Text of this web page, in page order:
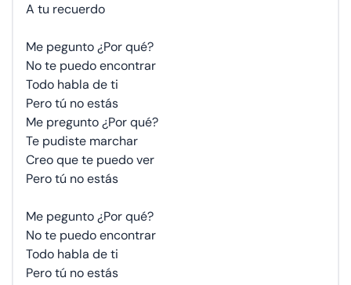
A tu recuerdo
Me pegunto ¿Por qué?
No te puedo encontrar
Todo habla de ti
Pero tú no estás
Me pregunto ¿Por qué?
Te pudiste marchar
Creo que te puedo ver
Pero tú no estás
Me pegunto ¿Por qué?
No te puedo encontrar
Todo habla de ti
Pero tú no estás